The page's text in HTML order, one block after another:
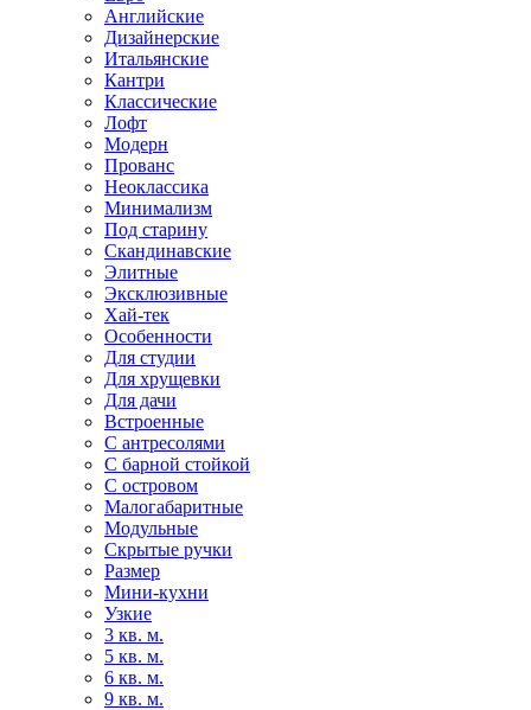
Английские
Дизайнерские
Итальянские
Кантри
Классические
Лофт
Модерн
Прованс
Неоклассика
Минимализм
Под старину
Скандинавские
Элитные
Эксклюзивные
Хай-тек
Особенности
Для студии
Для хрущевки
Для дачи
Встроенные
С антресолями
С барной стойкой
С островом
Малогабаритные
Модульные
Скрытые ручки
Размер
Мини-кухни
Узкие
3 кв. м.
5 кв. м.
6 кв. м.
9 кв. м.